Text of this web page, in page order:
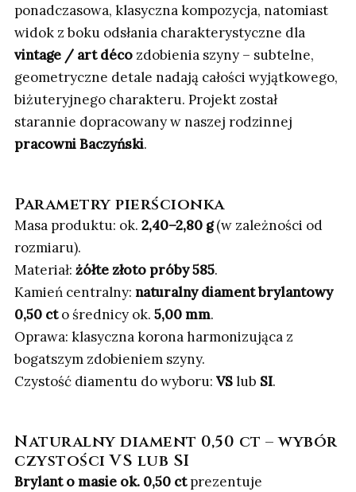
ponadczasowa, klasyczna kompozycja, natomiast
widok z boku odsłania charakterystyczne dla
vintage / art déco zdobienia szyny – subtelne,
geometryczne detale nadają całości wyjątkowego,
biżuteryjnego charakteru. Projekt został
starannie dopracowany w naszej rodzinnej
pracowni Baczyński.
Parametry pierścionka
Masa produktu: ok. 2,40–2,80 g(w zależności od
rozmiaru).
Materiał: żółte złoto próby 585.
Kamień centralny: naturalny diament brylantowy
0,50 cto średnicy ok. 5,00 mm.
Oprawa: klasyczna korona harmonizująca z
bogatszym zdobieniem szyny.
Czystość diamentu do wyboru: VSlub SI.
Naturalny diament 0,50 ct – wybór
czystości VS lub SI
Brylant o masie ok. 0,50 ctprezentuje